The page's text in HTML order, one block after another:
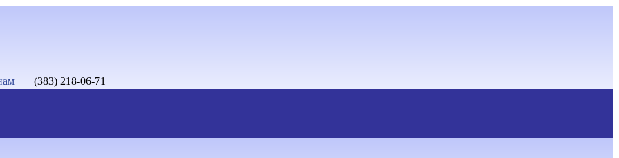
(383) 218-06-71